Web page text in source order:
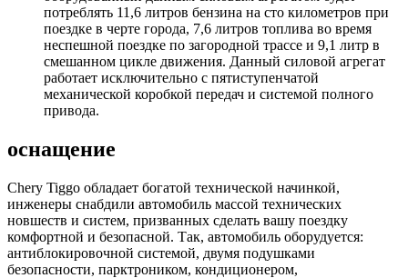
потреблять 11,6 литров бензина на сто километров при
поездке в черте города, 7,6 литров топлива во время
неспешной поездке по загородной трассе и 9,1 литр в
смешанном цикле движения. Данный силовой агрегат
работает исключительно с пятиступенчатой
механической коробкой передач и системой полного
привода.
оснащение
Chery Tiggo обладает богатой технической начинкой,
инженеры снабдили автомобиль массой технических
новшеств и систем, призванных сделать вашу поездку
комфортной и безопасной. Так, автомобиль оборудуется:
антиблокировочной системой, двумя подушками
безопасности, парктроником, кондиционером,